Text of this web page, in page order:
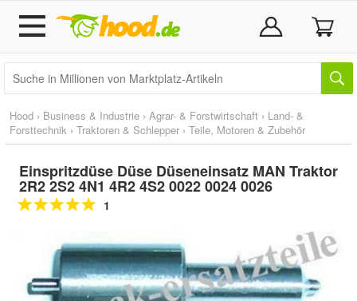
Hood › Business & Industrie › Agrar- & Forstwirtschaft › Land- &
Forsttechnik › Traktoren & Schlepper › Teile, Motoren & Zubehör
Einspritzdüse Düse Düseneinsatz MAN Traktor
2R2 2S2 4N1 4R2 4S2 0022 0024 0026
1